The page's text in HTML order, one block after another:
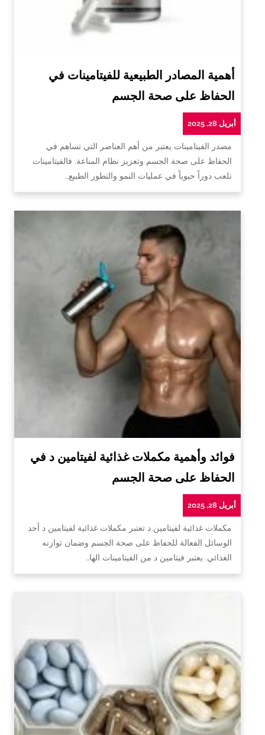
أهمية المصادر الطبيعية للفيتامينات في
الحفاظ على صحة الجسم
أبريل 28, 2025
مصدر الفيتامينات يعتبر من أهم العناصر التي تساهم في
الحفاظ على صحة الجسم وتعزيز نظام المناعة. فالفيتامينات
تلعب دوراً حيوياً في عمليات النمو والتطور الطبيع…
فوائد وأهمية مكملات غذائية لفيتامين د في
الحفاظ على صحة الجسم
أبريل 28, 2025
مكملات غذائية لفيتامين د تعتبر مكملات غذائية لفيتامين د أحد
الوسائل الفعالة للحفاظ على صحة الجسم وضمان توازنه
الغذائي. يعتبر فيتامين د من الفيتامينات الها…